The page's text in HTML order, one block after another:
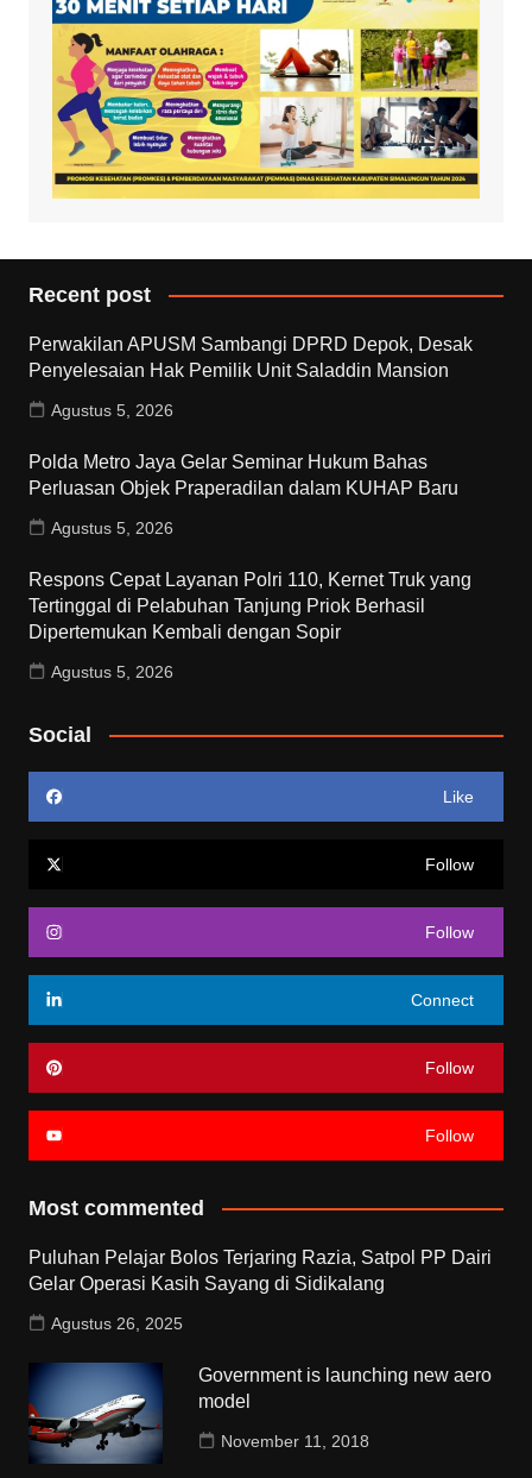
Recent post
Perwakilan APUSM Sambangi DPRD Depok, Desak
Penyelesaian Hak Pemilik Unit Saladdin Mansion
Agustus 5, 2026
Polda Metro Jaya Gelar Seminar Hukum Bahas
Perluasan Objek Praperadilan dalam KUHAP Baru
Agustus 5, 2026
Respons Cepat Layanan Polri 110, Kernet Truk yang
Tertinggal di Pelabuhan Tanjung Priok Berhasil
Dipertemukan Kembali dengan Sopir
Agustus 5, 2026
Social
Like
Follow
Follow
Connect
Follow
Follow
Most commented
Puluhan Pelajar Bolos Terjaring Razia, Satpol PP Dairi
Gelar Operasi Kasih Sayang di Sidikalang
Agustus 26, 2025
Government is launching new aero
model
November 11, 2018